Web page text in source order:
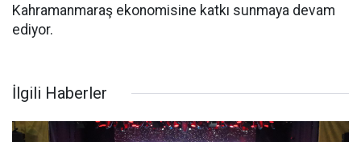
Kahramanmaraş ekonomisine katkı sunmaya devam
ediyor.
İlgili Haberler